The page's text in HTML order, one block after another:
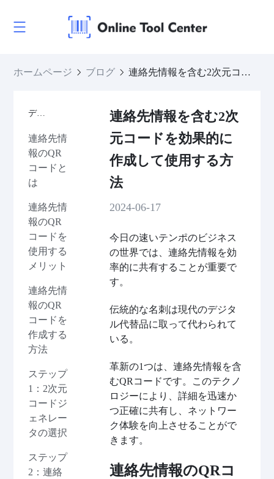
ホームページ ブログ 連絡先情報を含む2次元コードを効果的に作成して使用する方法
ディレクトリ
連絡先情
報のQR
コードと
は
連絡先情
報のQR
コードを
使用する
メリット
連絡先情
報のQR
コードを
作成する
方法
ステップ
1：2次元
コードジ
ェネレー
タの選択
ステップ
2：連絡
連絡先情報を含む2次
元コードを効果的に
作成して使用する方
法
2024-06-17
今日の速いテンポのビジネス
の世界では、連絡先情報を効
率的に共有することが重要で
す。
伝統的な名刺は現代のデジタ
ル代替品に取って代わられて
いる。
革新の1つは、連絡先情報を含
むQRコードです。このテクノ
ロジーにより、詳細を迅速か
つ正確に共有し、ネットワー
ク体験を向上させることがで
きます。
連絡先情報のQRコ